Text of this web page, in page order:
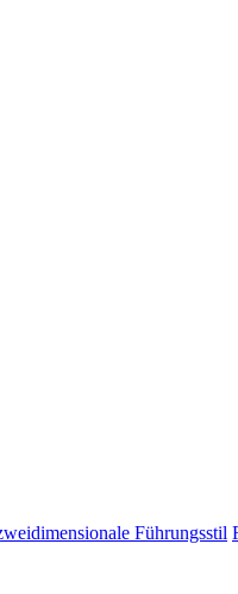
Führungsstil